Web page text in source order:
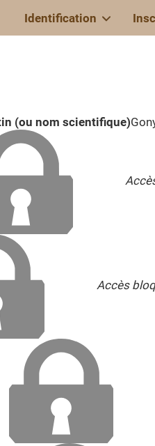
Identification
(ou nom scientifique)
Accès